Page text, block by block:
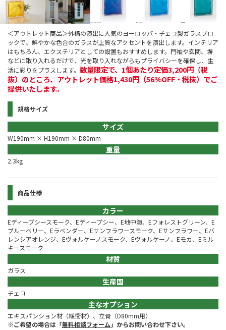
＜アウトレット商品＞外構の演出に人気のヨーロッパ・チェコ製ガラスブロ
ックで、鮮やかな色合のガラスが上質なアクセントを演出します。インテリア
はもちろん、エクステリアとしての設置もおすすめします。門袖や玄関、塀
などに取り入れるだけで、光を取り入れながらもプライバシーを確保し、生
活に彩りをプラスします。 数量限定で、1個あたり定価3,200円（税
抜）のところ、アウトレット価格1,430円（56%OFF・税抜）でご
提供いたします。
規格サイズ
サイズ
W190mm × H190mm × D80mm
重量
2.3kg
商品仕様
カラー
Eディープシースモーク、Eディープシー、E地中海、Eフォレストグリーン、E
ブルーベリー、Eラベンダー、Eサンフラワースモーク、Eサンフラワー、Eバ
レンシアオレンジ、Eヴォルケーノスモーク、Eヴォルケーノ、Eモカ、Eミル
キースモーク
材質
ガラス
生産国
チェコ
主なオプション
エキスパンション材（緩衝材）、立骨（D80mm用）
※ご希望の場合は「無料相談フォーム 」からお問い合わせ下さい。